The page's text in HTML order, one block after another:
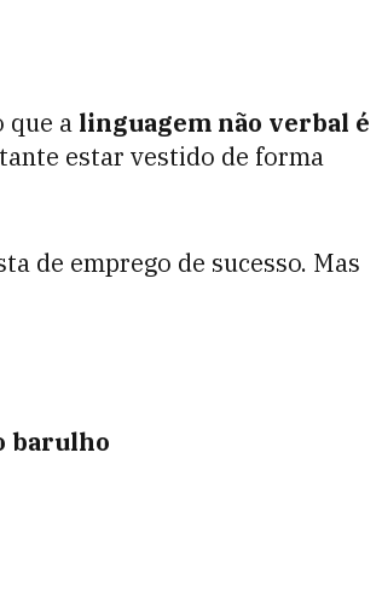
que a linguagem não verbal é
estar vestido de forma
de emprego de sucesso. Mas
barulho